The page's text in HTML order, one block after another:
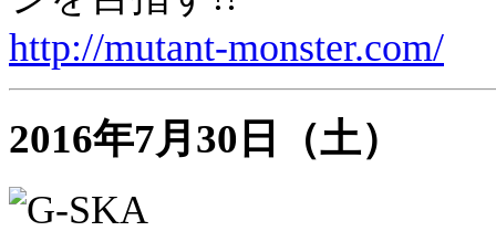
http://mutant-monster.com/
2016年7月30日（土）